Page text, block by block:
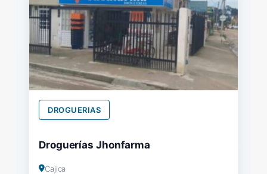
DROGUERIAS
Droguerías Jhonfarma
Cajica